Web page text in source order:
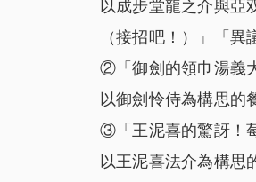
以成步堂龍之介與亞
（接招吧！）」「異
②「御劍的領巾湯義
以御劍怜侍為構思的
③「王泥喜的驚訝！
以王泥喜法介為構思